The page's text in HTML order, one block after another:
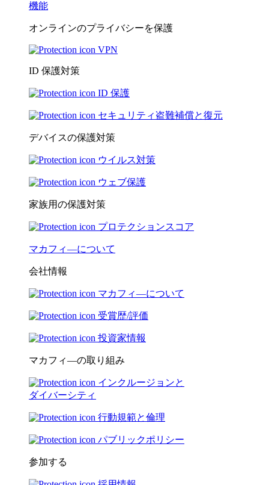
機能
オンラインのプライバシーを保護
VPN
ID 保護対策
ID 保護
セキュリティ盗難補償と復元
デバイスの保護対策
ウイルス対策
ウェブ保護
家族用の保護対策
プロテクションスコア
マカフィ―について
会社情報
マカフィ―について
受賞歴/評価
投資家情報
マカフィ―の取り組み
インクルージョンと
ダイバーシティ
行動規範と倫理
パブリックポリシー
参加する